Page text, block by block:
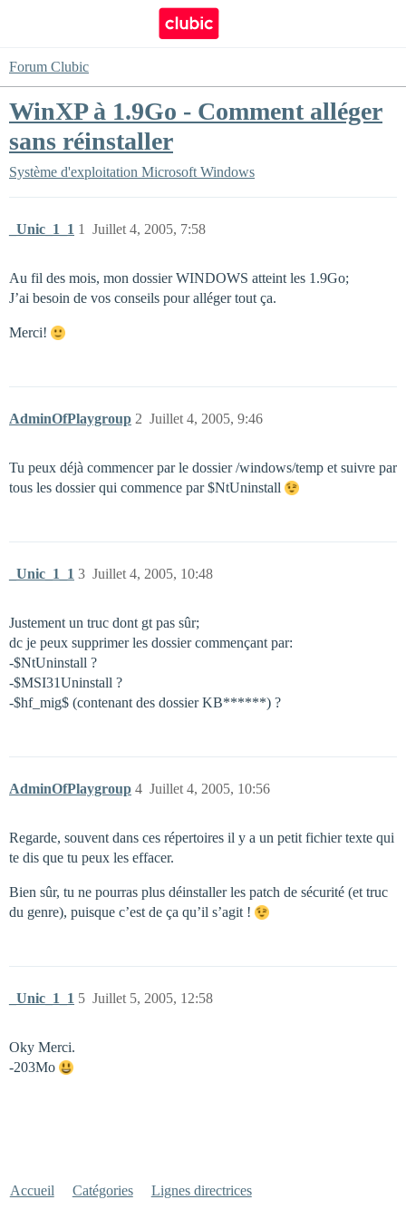
Forum Clubic
WinXP à 1.9Go - Comment alléger
sans réinstaller
Système d'exploitation Microsoft Windows
_Unic_1_1 Juillet 4, 2005, 7:58
1
Au fil des mois, mon dossier WINDOWS atteint les 1.9Go;
J’ai besoin de vos conseils pour alléger tout ça.
Merci!
AdminOfPlaygroup Juillet 4, 2005, 9:46
2
Tu peux déjà commencer par le dossier /windows/temp et suivre par
tous les dossier qui commence par $NtUninstall
_Unic_1_1 Juillet 4, 2005, 10:48
3
Justement un truc dont gt pas sûr;
dc je peux supprimer les dossier commençant par:
-$NtUninstall ?
-$MSI31Uninstall ?
-$hf_mig$ (contenant des dossier KB******) ?
AdminOfPlaygroup Juillet 4, 2005, 10:56
4
Regarde, souvent dans ces répertoires il y a un petit fichier texte qui
te dis que tu peux les effacer.
Bien sûr, tu ne pourras plus déinstaller les patch de sécurité (et truc
du genre), puisque c’est de ça qu’il s’agit !
_Unic_1_1 Juillet 5, 2005, 12:58
5
Oky Merci.
-203Mo
Accueil Catégories Lignes directrices